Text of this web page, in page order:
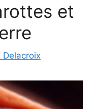
et
Delacroix